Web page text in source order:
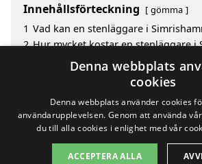
Innehållsförteckning gömma
1 Vad kan en stenläggare i
2 Hur mycket kostar en stenläggare i
Fördelar med att välja stenläggare i
Sök efter en skicklig stenläggare i
Copyright 2026 - Pilanto
Denna webbplats
cookies
Denna webbplats använder cookies
användarupplevelsen. Genom att använda
du till alla cookies i enlighet med vår
ACCEPTERA ALLA